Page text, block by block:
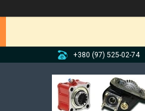
+380 (97) 525-02-74